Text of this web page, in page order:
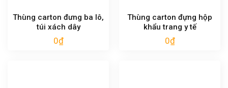
Thùng carton đưng ba lô,
túi xách dây
0₫
Thùng carton đựng hộp
khẩu trang y tế
0₫